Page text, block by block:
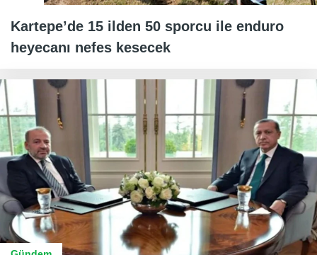
Kartepe’de 15 ilden 50 sporcu ile enduro
heyecanı nefes kesecek